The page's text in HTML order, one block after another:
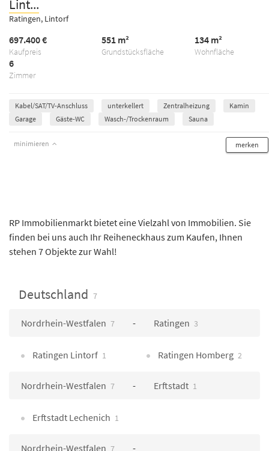
Lint...
Ratingen, Lintorf
Kaufpreis
697.400 €
Grundstücksfläche
551 m²
Wohnfläche
134 m²
Zimmer
6
Kabel/SAT/TV-Anschluss unterkellert Zentralheizung
Kamin
Garage
Gäste-WC Wasch-/Trockenraum Sauna
minimieren merken
RP Immobilienmarkt bietet eine Vielzahl von Immobilien. Sie
finden bei uns auch Ihr Reiheneckhaus zum Kaufen, Ihnen
stehen 7 Objekte zur Wahl!
Deutschland 7
Nordrhein-Westfalen 7 Ratingen 3
Ratingen Lintorf 1 Ratingen Homberg 2
Nordrhein-Westfalen 7 Erftstadt 1
Erftstadt Lechenich 1
Nordrhein-Westfalen 7